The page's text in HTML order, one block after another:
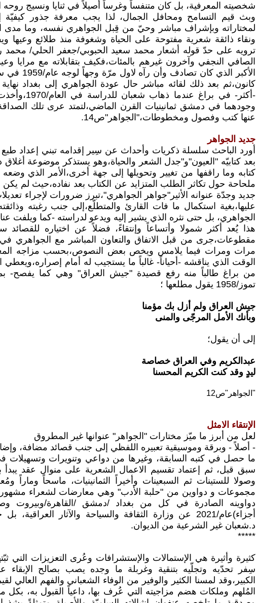
شخصيته المعرفية، بل كان متنفساً وغرساً أصيلاً في ثنايا ونسيج روحه
وبث قيم التسامح ومحافل الجمال، لذا يجب معرفة جذور كيفيّة
لمختاراته وبإشراف مباشر وحيّ من قِبل الجواهري نفسه، وما مدى
ونقاء ذائقة شعرية مفتوحة على الحياة وشغوفة منذ طلائع وعيها
ترويه على حدّ قوله أشعار محمد سعيد الحبوبي/جعفر الحلي/ محمد
الصافي النجفي وآخرون غيرهم بالمئات،فكيف بتقابلاته مع
الأكبر
-أكثر- في براغ
وجودهما في دمشق ثمانينيات القرن الماضي،لتمتد عرى تلك
عنها كتب وفصول ومخطوطات،"الجواهر"ص14.
جديد الجواهر
أورد الباحث سلسلة ذكريات وأحداث عن سِير إقدامه تبني إعداد
بعد كتابيّه "العيون"و"جدل الشعر والحياة،وهو يستذكر موضوعة
كتابه وما راقفها من تغيير وتحويلها إلى جهة أخرى،الأمر الذي
ملحاحة حول تكاثر الطلب المتزايد عن الكتاب بعد نفاده،حيث لم
جديد وجدّة عنوانه الأثير"جواهر الجواهري"،تبرز ضرورات لإجراء
عليها،بغية استكمال ما فات القارئ والمتطلّع،إلى جنب رغبته
الجواهري، بل حتى نثره الذي يشير إليه ويدعو لدراسته -كما ويلفت
هذا يُعد أكثر شمولا وأتساعاً وإنتقاءً، فضلاً عن اختياره
مقطوعات،جرى من قبل الاتفاق والتعاون المباشر مع الجواهري في
مرات ومرات فيما يلامس ويخص بعض النصوص،بحسب مزاجه
الوقت الذي يناقشه -أحياناً- غالباً ما يستجيب له أمام إصراره،ويعطي
تموز/1958 يقول مطلعها ؛
جيش العراق ولم أزل بك مؤمنا
وبأنك الأمل المرجّى والمنى
إلى أن يقول؛
عبدالكريم وفي العراق خصاصة
ليدٍ وقد كنت الكريم المحسنا
"الجواهر"ص12
الإنتقاء الامثل
لعل من أبرز ما ميّز مختارات "الجواهر" عنوانها غير المطروق
- أصلاً - وبرقة وموسيقية تعبيره اللفظي إلى جنب قصائد مضافة،
ما حصل في كتبه السابقة، وغيرها من دواعي وتنويرات وتسهيلات
سبق قبل، ثم إعتماد تقسيم الاعمال الشعرية على منوال عقد يبدأ
وصولا للستينات ثم السبعينات وأخيراً الثمانينيات، ماسحاً
دواوينه الصادرة في كل من بغداد /دمشق /القاهرة/وبيروت
أجزاء)عام/2021 عن وزارة الثقافة والسياحة والآثار
د.شعبان غير الشرعية من الديوان.
*****
كثيرة وأثيرة هي الإستمالات والإستشرافات وعُرى التعزيزات التي
سِفر تحدّيه وتجلّيه بتنقية وغربلة ما وجده يصب بصالح الإبقاء
الكبير،وقد لمسنا الكثير والوفير من الوفاء الشعباني والفهم
المُلهم وملكات هضم مزاجيته التي عُرف بها، داعياً القبول به، بكل